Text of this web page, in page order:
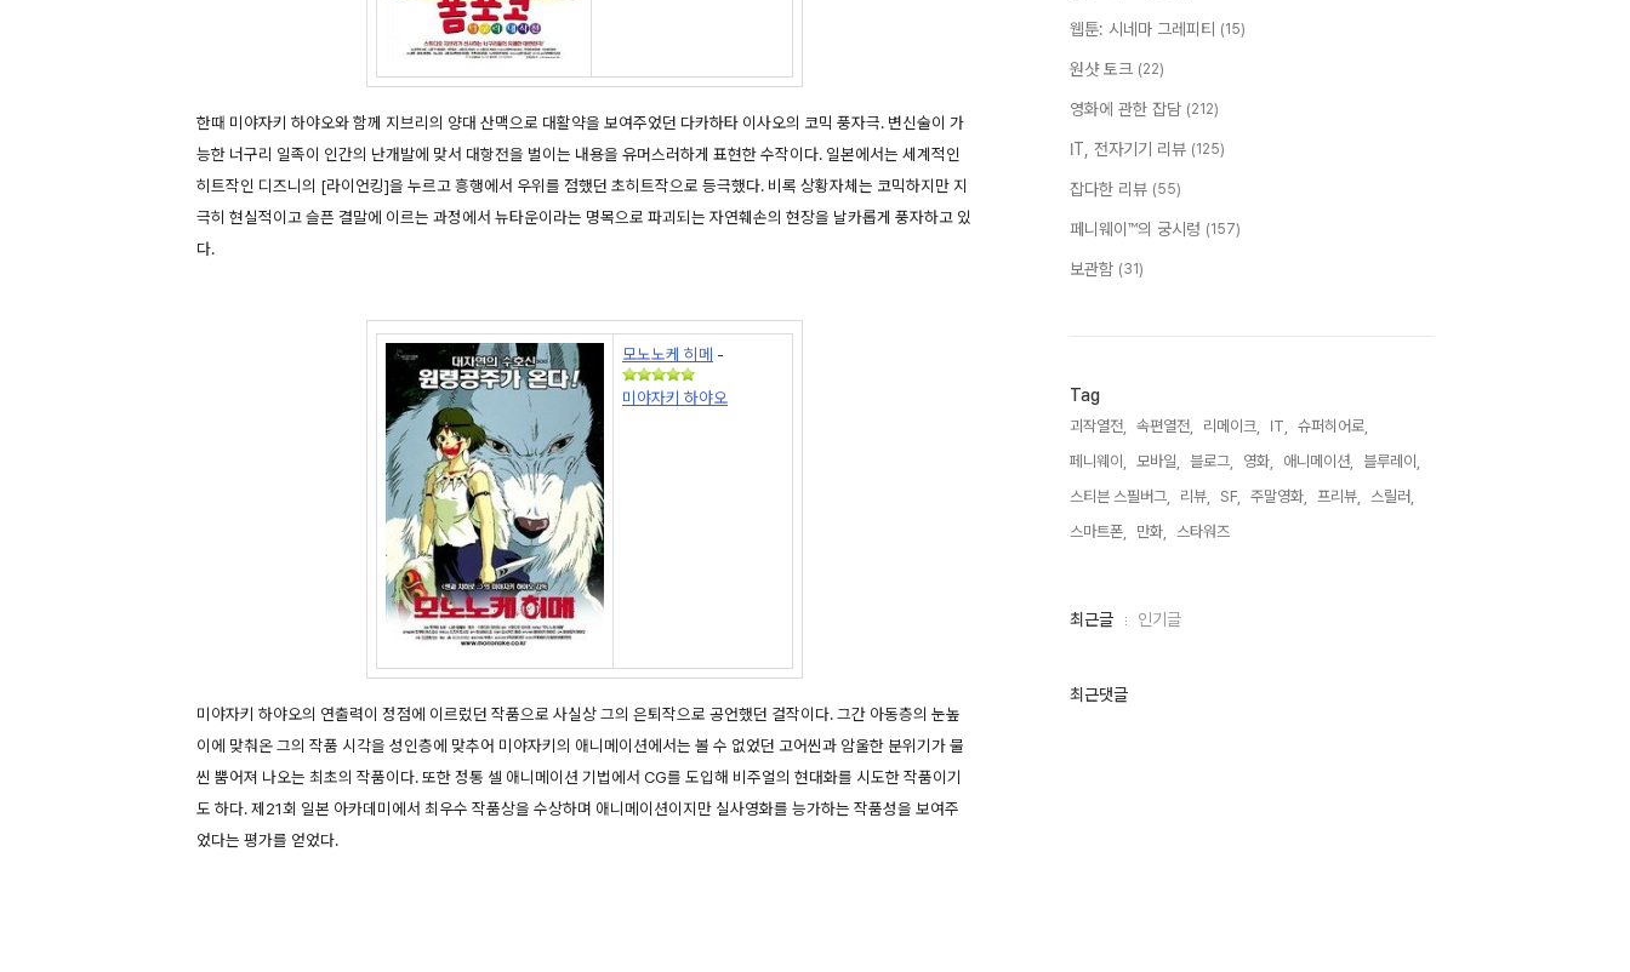
한때 미야자키 하야오와 함께 지브리의 양대 산맥으로 대활약을 보여주었던 다카하타 이사오의 코믹 풍자극. 변신술이 가
능한 너구리 일족이 인간의 난개발에 맞서 대항전을 벌이는 내용을 유머스러하게 표현한 수작이다. 일본에서는 세계적인
히트작인 디즈니의 [라이언킹]을 누르고 흥행에서 우위를 점했던 초히트작으로 등극했다. 비록 상황자체는 코믹하지만 지
극히 현실적이고 슬픈 결말에 이르는 과정에서 뉴타운이라는 명목으로 파괴되는 자연훼손의 현장을 날카롭게 풍자하고 있
다.
모노노케 히메 -
미야자키 하야오
미야자키 하야오의 연출력이 정점에 이르렀던 작품으로 사실상 그의 은퇴작으로 공언했던 걸작이다. 그간 아동층의 눈높
이에 맞춰온 그의 작품 시각을 성인층에 맞추어 미야자키의 애니메이션에서는 볼 수 없었던 고어씬과 암울한 분위기가 물
씬 뿜어져 나오는 최초의 작품이다. 또한 정통 셀 애니메이션 기법에서 CG를 도입해 비주얼의 현대화를 시도한 작품이기
도 하다. 제21회 일본 아카데미에서 최우수 작품상을 수상하며 애니메이션이지만 실사영화를 능가하는 작품성을 보여주
었다는 평가를 얻었다.
웹툰: 시네마 그레피티 (15)
원샷 토크 (22)
영화에 관한 잡담 (212)
IT, 전자기기 리뷰 (125)
잡다한 리뷰 (55)
페니웨이™의 궁시렁 (157)
보관함 (31)
Tag
괴작열전, 속편열전, 리메이크, IT,
슈퍼히어로,
페니웨이,
모바일, 블로그, 영화, 애니메이션,
블루레이,
스티븐 스필버그,
리뷰, SF, 주말영화, 프리뷰,
스릴러,
스마트폰,
만화, 스타워즈,
최
인
최근글 인기글
최근댓글